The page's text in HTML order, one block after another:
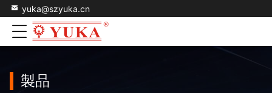
yuka@szyuka.cn
製品